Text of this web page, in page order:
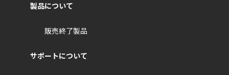
製品について
販売終了製品
サポートについて